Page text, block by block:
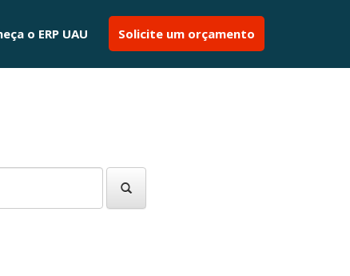
o ERP UAU Solicite um orçamento